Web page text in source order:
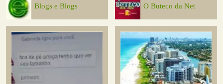
Blogs e Blogs O Buteco da Net